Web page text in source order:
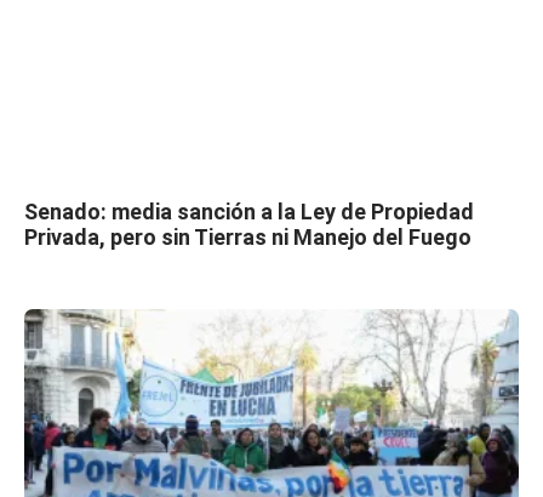
Senado: media sanción a la Ley de Propiedad
Privada, pero sin Tierras ni Manejo del Fuego